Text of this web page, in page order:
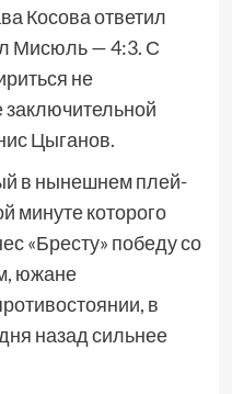
Косова ответил
Мисюль — 4:3. С
не
заключительной
Цыганов.
в нынешнем плей-
минуте которого
«Бресту» победу со
южане
в
назад сильнее